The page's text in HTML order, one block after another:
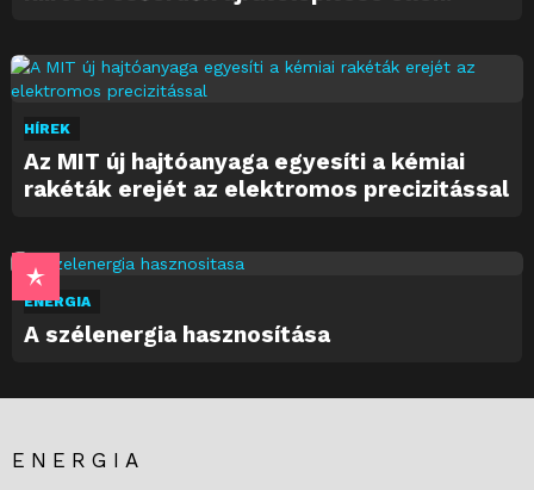
HÍREK
Az MIT új hajtóanyaga egyesíti a kémiai
rakéták erejét az elektromos precizitással
ENERGIA
A szélenergia hasznosítása
ENERGIA